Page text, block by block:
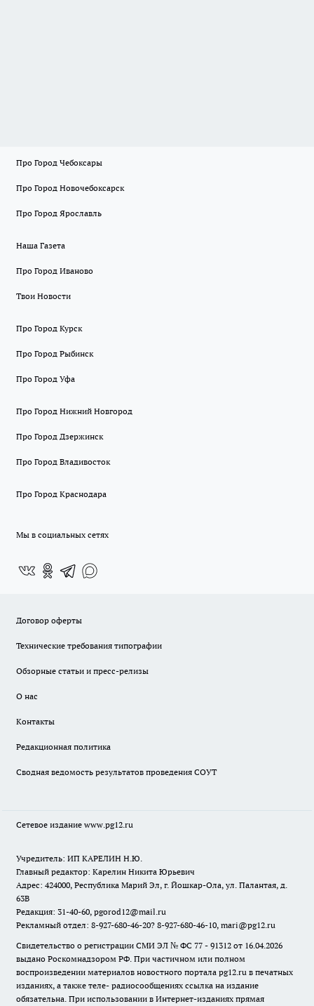
Про Город Чебоксары
Про Город Новочебоксарск
Про Город Ярославль
Наша Газета
Про Город Иваново
Твои Новости
Про Город Курск
Про Город Рыбинск
Про Город Уфа
Про Город Нижний Новгород
Про Город Дзержинск
Про Город Владивосток
Про Город Краснодара
Мы в социальных сетях
Договор оферты
Технические требования типографии
Обзорные статьи и пресс-релизы
О нас
Контакты
Редакционная политика
Сводная ведомость результатов проведения СОУТ
Сетевое издание www.pg12.ru
Учредитель: ИП КАРЕЛИН Н.Ю.
Главный редактор: Карелин Никита Юрьевич
Адрес: 424000, Республика Марий Эл, г. Йошкар-Ола, ул. Палантая, д.
63В
Редакция: 31-40-60, pgorod12@mail.ru
Рекламный отдел: 8-927-680-46-20? 8-927-680-46-10, mari@pg12.ru
Свидетельство о регистрации СМИ ЭЛ № ФС 77 - 91312 от 16.04.2026
выдано Роскомнадзором РФ. При частичном или полном
воспроизведении материалов новостного портала pg12.ru в печатных
изданиях, а также теле- радиосообщениях ссылка на издание
обязательна. При использовании в Интернет-изданиях прямая